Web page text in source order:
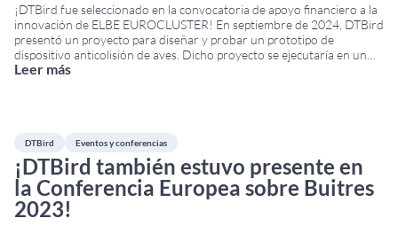
¡DTBird fue seleccionado en la convocatoria de apoyo financiero a la
innovación de ELBE EUROCLUSTER! En septiembre de 2024, DTBird
presentó un proyecto para diseñar y probar un prototipo de
dispositivo anticolisión de aves. Dicho proyecto se ejecutaría en un
parque eólico flotante situado en la costa sur de Francia. El proyecto
Leer más
DTBird Eventos y conferencias
¡DTBird también estuvo presente en
la Conferencia Europea sobre Buitres
2023!